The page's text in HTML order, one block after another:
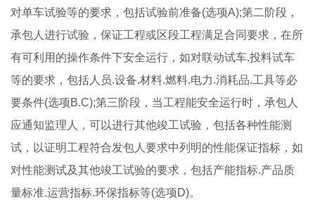
对单车试验等的要求，包括试验前准备(选项A);第二阶段，
承包人进行试验，保证工程或区段工程满足合同要求，在所
有可利用的操作条件下安全运行，如对联动试车.投料试车
等的要求，包括人员.设备.材料.燃料.电力.消耗品.工具等必
要条件(选项B.C);第三阶段，当工程能安全运行时，承包人
应通知监理人，可以进行其他竣工试验，包括各种性能测
试，以证明工程符合发包人要求中列明的性能保证指标，如
对性能测试及其他竣工试验的要求，包括产能指标.产品质
量标准.运营指标.环保指标等(选项D)。